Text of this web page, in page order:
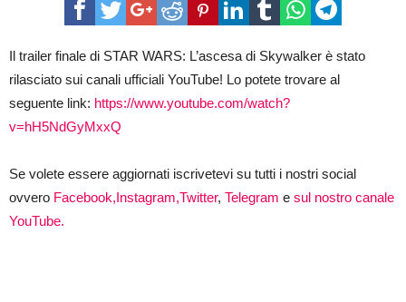
finale
WARS
IX
Il trailer finale di STAR WARS: L’ascesa di Skywalker è stato
rilasciato sui canali ufficiali YouTube! Lo potete trovare al
seguente link: https://www.youtube.com/watch?
v=hH5NdGyMxxQ
Se volete essere aggiornati iscrivetevi su tutti i nostri social
ovvero Facebook,Instagram,Twitter, Telegram e sul nostro canale
YouTube.